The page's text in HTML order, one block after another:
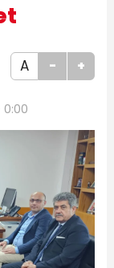
A - +
0:00